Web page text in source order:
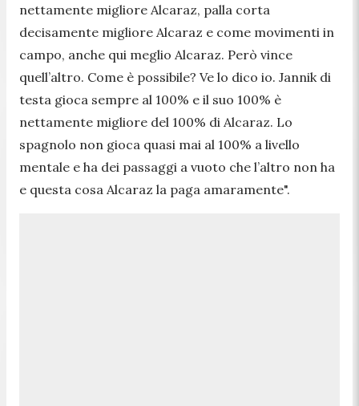
nettamente migliore Alcaraz, palla corta
decisamente migliore Alcaraz e come movimenti in
campo, anche qui meglio Alcaraz. Però vince
quell’altro. Come è possibile? Ve lo dico io. Jannik di
testa gioca sempre al 100% e il suo 100% è
nettamente migliore del 100% di Alcaraz. Lo
spagnolo non gioca quasi mai al 100% a livello
mentale e ha dei passaggi a vuoto che l’altro non ha
e questa cosa Alcaraz la paga amaramente".